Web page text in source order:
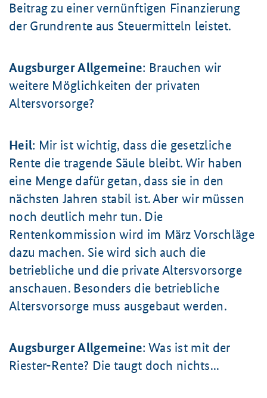
Beitrag zu einer vernünftigen Finanzierung
der Grundrente aus Steuermitteln leistet.
Augsburger Allgemeine: Brauchen wir
weitere Möglichkeiten der privaten
Altersvorsorge?
Heil: Mir ist wichtig, dass die gesetzliche
Rente die tragende Säule bleibt. Wir haben
eine Menge dafür getan, dass sie in den
nächsten Jahren stabil ist. Aber wir müssen
noch deutlich mehr tun. Die
Rentenkommission wird im März Vorschläge
dazu machen. Sie wird sich auch die
betriebliche und die private Altersvorsorge
anschauen. Besonders die betriebliche
Altersvorsorge muss ausgebaut werden.
Augsburger Allgemeine: Was ist mit der
Riester-Rente? Die taugt doch nichts...